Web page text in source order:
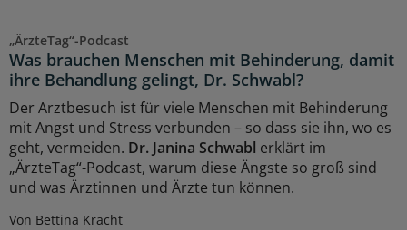
„ÄrzteTag“-Podcast
Was brauchen Menschen mit Behinderung, damit
ihre Behandlung gelingt, Dr. Schwabl?
Der Arztbesuch ist für viele Menschen mit Behinderung
mit Angst und Stress verbunden – so dass sie ihn, wo es
geht, vermeiden. Dr. Janina Schwabl erklärt im
„ÄrzteTag“-Podcast, warum diese Ängste so groß sind
und was Ärztinnen und Ärzte tun können.
Von Bettina Kracht